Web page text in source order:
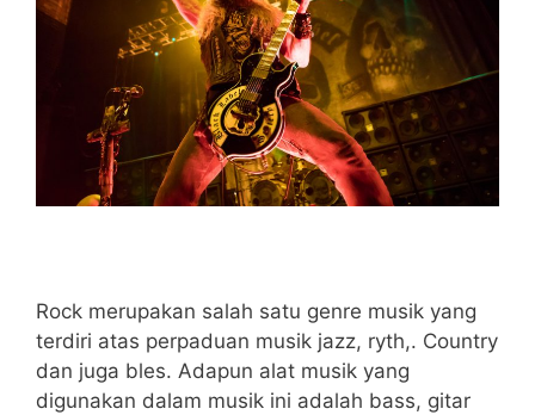
Rock merupakan salah satu genre musik yang
terdiri atas perpaduan musik jazz, ryth,. Country
dan juga bles. Adapun alat musik yang
digunakan dalam musik ini adalah bass, gitar